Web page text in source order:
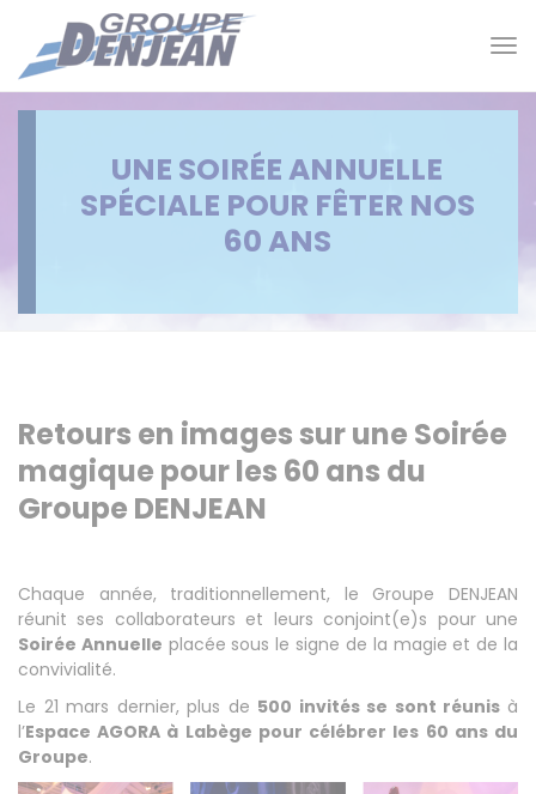
UNE SOIRÉE ANNUELLE
SPÉCIALE POUR FÊTER NOS
60 ANS
Retours en images sur une Soirée
magique pour les 60 ans du
Groupe DENJEAN
Chaque année, traditionnellement, le Groupe DENJEAN
réunit ses collaborateurs et leurs conjoint(e)s pour une
Soirée Annuelle placée sous le signe de la magie et de la
convivialité.
Le 21 mars dernier, plus de 500 invités se sont réunis à
l’Espace AGORA à Labège pour célébrer les 60 ans du
Groupe.
Panneau de gestion des cookies